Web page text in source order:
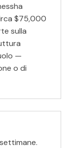
ha
$75,000
sulla
—
o di